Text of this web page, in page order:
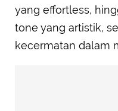
yang effortless,
tone yang artistik,
kecermatan dalam